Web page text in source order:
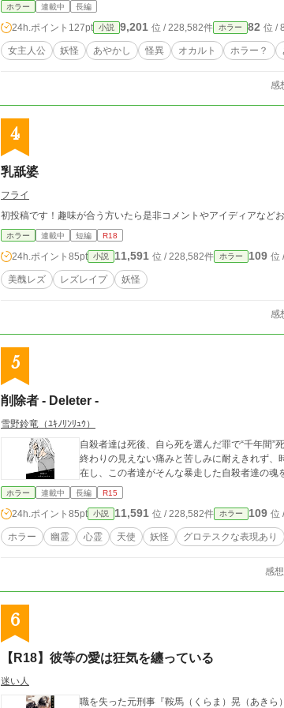
ホラー 連載中 長編
24h.ポイント 127pt 小説 9,201 位 / 228,582件 ホラー 82 位 /
女主人公 妖怪 あやかし 怪異 オカルト ホラー？
感
4
乳舐婆
フライ
初投稿です！趣味が合う方いたら是非コメントやアイディアなど
ホラー 連載中 短編 R18
24h.ポイント 85pt 小説 11,591 位 / 228,582件 ホラー 109 位
美醜レズ レズレイプ 妖怪
感
5
削除者 - Deleter -
雪野鈴竜（ﾕｷﾉﾘﾝﾘｭｳ）
自殺者達は死後、自ら死を選んだ罪で“千年間
終わりの見えない痛みと苦しみに耐えきれず、
在し、この者達がそんな暴走した自殺者達の魂
ホラー 連載中 長編 R15
24h.ポイント 85pt 小説 11,591 位 / 228,582件 ホラー 109 位
ホラー 幽霊 心霊 天使 妖怪 グロテスクな表現あり
感
6
【R18】彼等の愛は狂気を纏っている
迷い人
職を失った元刑事『鞍馬（くらま）晃（あき